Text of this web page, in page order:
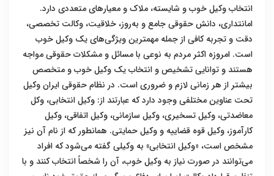
انتخاب وکیل خوب و شایسته، ملاک و معیار‌های متعددی دارد.
امانتداری، دانش حقوقی جامع و به‌روز، خلاقیت، وکالت تخصصی،
دقت و تجربه کافی از جمله مهمترین ویژگی‌های یک وکیل خوب
است. امروزه اکثر مردم به نوعی با مسائل و مشکلات حقوقی مواجه
هستند و توانایی تشخیص و انتخاب یک وکیل خوب و متخصص
بیشتر از هر زمانی لازم و ضروری است. در نظام حقوقی ایران وکیل
تحت عناوین مختلفی وجود دارد که عبارتند از: وکیل انتخابی، وکل
معاضدتی، وکیل تسخیری، وکیل سازمانی، وکیل اتفاقی، وکیل
کارآموز، وکیل قوه قضاییه و وکیل حمایتی. همانطور که از نام آن نیز
مشخص است، «وکیل انتخابی» به وکیلی گفته می‌شود که افراد
می‌توانند در صورت نیاز به وکیل خوب، آن را شخصاً انتخاب کنند و با